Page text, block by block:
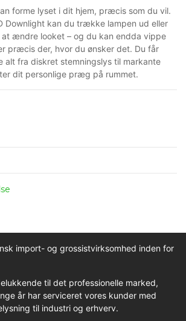
forme lyset i dit hjem, præcis som du vil.
Downlight kan du trække lampen ud eller
ændre looket – og du kan endda vippe
præcis der, hvor du ønsker det. Du får
alt fra diskret stemningslys til markante
dit personlige præg på rummet.
import- og grossistvirksomhed inden for
til det professionelle marked,
år har serviceret vores kunder med
til industri og erhverv.